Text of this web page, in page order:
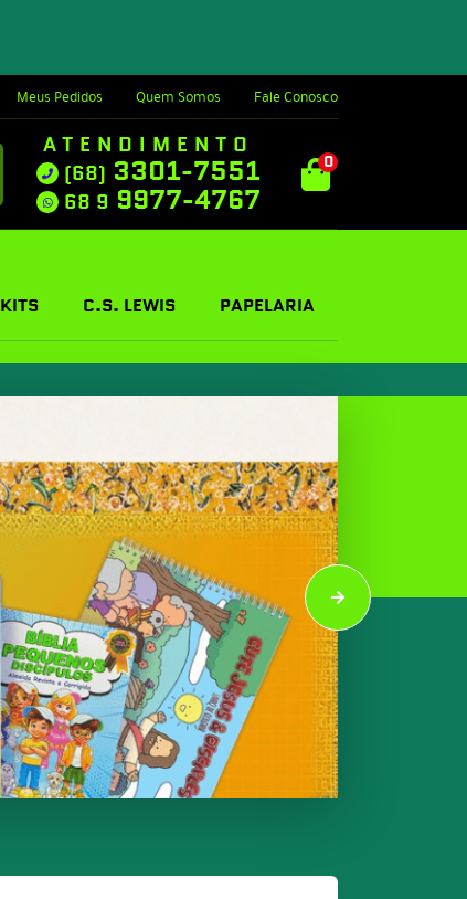
Meus Pedidos Quem Somos Fale Conosco
ATENDIMENTO
(68) 3301-7551
68 9 9977-4767
0
KITS C.S. LEWIS PAPELARIA